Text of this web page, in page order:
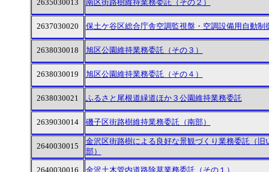
2635030013 南区街路樹維持業務委託（その２）
2637030020 保土ケ谷区総合庁舎空調監視盤・空調設備用自動制
2638030018 旭区公園維持業務委託（その３）
2638030019 旭区公園維持業務委託（その４）
2638030021 ふるさと尾根道緑道ほか３公園維持業務委託
2639030014 磯子区街路樹維持業務委託（南部）
2640030015
金沢区街路樹による良好な景観づくり業務委託（旧
部）
2640030016 金沢土木管内道路除草業務委託（その１）